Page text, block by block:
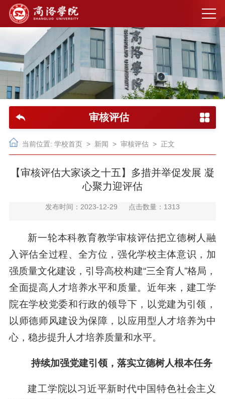
审核评估
当前位置: 学校首页 > 新闻 > 审核评估> 正文
【审核评估大家谈之十五】多措并举促发展 凝
心聚力迎评估
发布时间：2023-12-29 点击数量： 1313
新一轮本科教育教学审核评估把立德树人融
入评估全过程、全方位，强化学校主体意识，加
强质量文化建设，引导高校构建“三全育人”格局，
全面提高人才培养水平和质量。近年来，建工学
院在学校党委和行政的领导下，以党建为引领，
以师德师风建设为保障，以应用型人才培养为中
心，稳步提升人才培养质量和水平。
持续加强党建引领，落实立德树人根本任务
建工学院以习近平新时代中国特色社会主义